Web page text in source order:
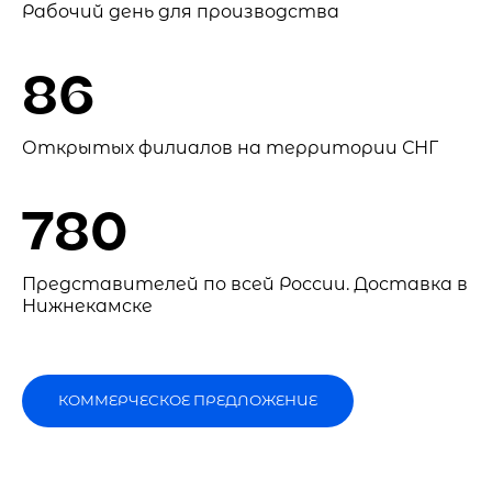
Рабочий день для производства
86
Открытых филиалов на территории СНГ
780
Представителей по всей России. Доставка в
Нижнекамске
КОММЕРЧЕСКОЕ ПРЕДЛОЖЕНИЕ